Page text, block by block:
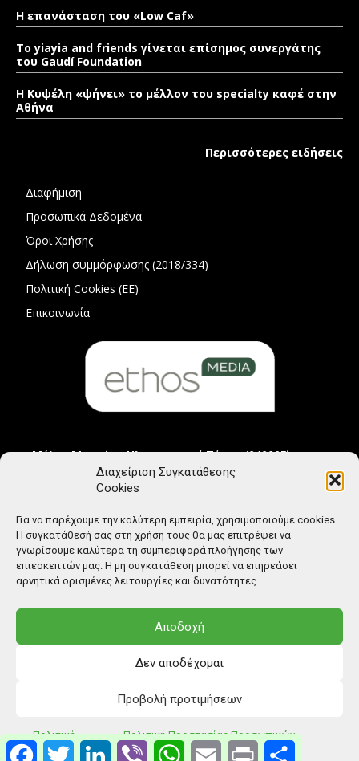
Διαχείριση Συγκατάθεσης
Cookies
Για να παρέχουμε την καλύτερη εμπειρία, χρησιμοποιούμε cookies.
Η συγκατάθεσή σας στη χρήση τους θα μας επιτρέψει να
γνωρίσουμε καλύτερα τη συμπεριφορά πλοήγησης των
επιεσκεπτών μας. Η μη συγκατάθεση μπορεί να επηρεάσει
αρνητικά ορισμένες λειτουργίες και δυνατότητες.
Αποδοχή
Δεν αποδέχομαι
Προβολή προτιμήσεων
Πολιτική
Cookies
Πολιτική Προστασίας Προσωπικών
Δεδομένων
Η επανάσταση του «Low Caf»
To yiayia and friends γίνεται επίσημος συνεργάτης
του Gaudí Foundation
Η Κυψέλη «ψήνει» το μέλλον του specialty καφέ στην
Αθήνα
Περισσότερες ειδήσεις
Διαφήμιση
Προσωπικά Δεδομένα
Όροι Χρήσης
Δήλωση συμμόρφωσης (2018/334)
Πολιτική Cookies (ΕΕ)
Επικοινωνία
Μέλος Μητρώου Ηλεκτρονικού Τύπου (242225)
© Copyright: Ethos Media S.A.
FacebookTwitter LinkedIn Viber WhatsAppEmail Print